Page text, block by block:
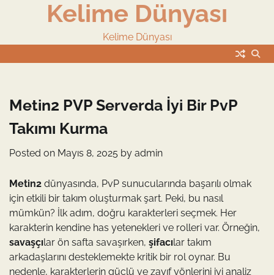
Kelime Dünyası
Kelime Dünyası
Metin2 PVP Serverda İyi Bir PvP
Takımı Kurma
Posted on Mayıs 8, 2025 by admin
Metin2 dünyasında, PvP sunucularında başarılı olmak
için etkili bir takım oluşturmak şart. Peki, bu nasıl
mümkün? İlk adım, doğru karakterleri seçmek. Her
karakterin kendine has yetenekleri ve rolleri var. Örneğin,
savaşçılar ön safta savaşırken, şifacılar takım
arkadaşlarını desteklemekte kritik bir rol oynar. Bu
nedenle, karakterlerin güçlü ve zayıf yönlerini iyi analiz